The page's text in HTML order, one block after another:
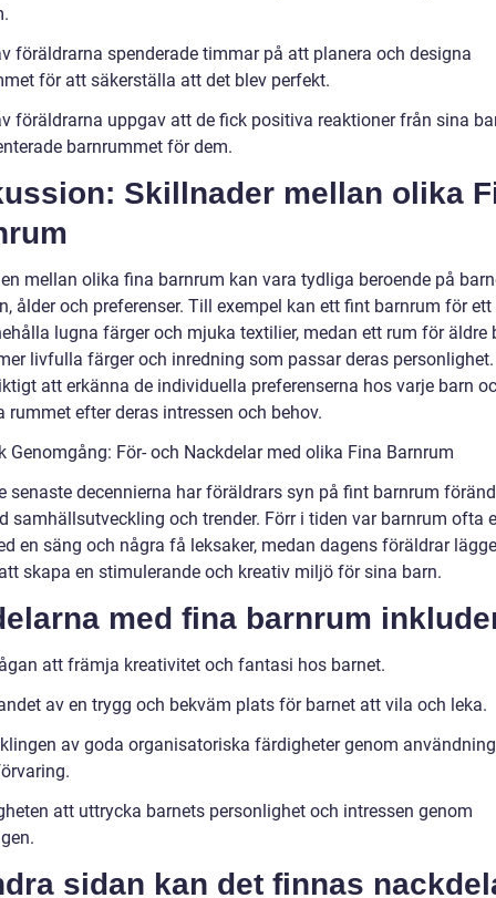
föräldrarna spenderade timmar på att planera och designa
för att säkerställa att det blev perfekt.
föräldrarna uppgav att de fick positiva reaktioner från sina
barnrummet för dem.
Skillnader mellan olika
mellan olika fina barnrum kan vara tydliga beroende på
ålder och preferenser. Till exempel kan ett fint barnrum för
lugna färger och mjuka textilier, medan ett rum för äldre
livfulla färger och inredning som passar deras
att erkänna de individuella preferenserna hos varje barn
rummet efter deras intressen och behov.
Genomgång: För- och Nackdelar med olika Fina Barnrum
senaste decennierna har föräldrars syn på fint barnrum
samhällsutveckling och trender. Förr i tiden var barnrum ofta
en säng och några få leksaker, medan dagens föräldrar
skapa en stimulerande och kreativ miljö för sina barn.
med fina barnrum
att främja kreativitet och fantasi hos barnet.
av en trygg och bekväm plats för barnet att vila och leka.
av goda organisatoriska färdigheter genom
att uttrycka barnets personlighet och intressen genom
sidan kan det finnas